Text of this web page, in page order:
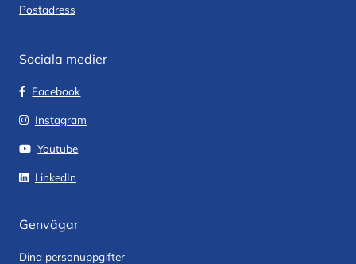
Postadress
Sociala medier
Facebook
Instagram
Youtube
LinkedIn
Genvägar
Dina personuppgifter